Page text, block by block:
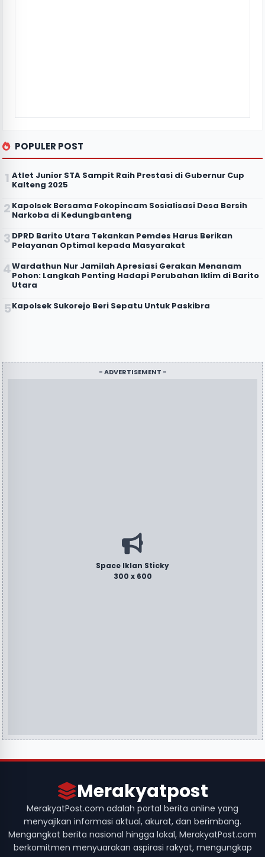
POPULER POST
Atlet Junior STA Sampit Raih Prestasi di Gubernur Cup
Kalteng 2025
Kapolsek Bersama Fokopincam Sosialisasi Desa Bersih
Narkoba di Kedungbanteng
DPRD Barito Utara Tekankan Pemdes Harus Berikan
Pelayanan Optimal kepada Masyarakat
Wardathun Nur Jamilah Apresiasi Gerakan Menanam
Pohon: Langkah Penting Hadapi Perubahan Iklim di Barito
Utara
Kapolsek Sukorejo Beri Sepatu Untuk Paskibra
- ADVERTISEMENT -
Space Iklan Sticky
300 x 600
Merakyatpost
MerakyatPost.com adalah portal berita online yang
menyajikan informasi aktual, akurat, dan berimbang.
Mengangkat berita nasional hingga lokal, MerakyatPost.com
berkomitmen menyuarakan aspirasi rakyat, mengungkap